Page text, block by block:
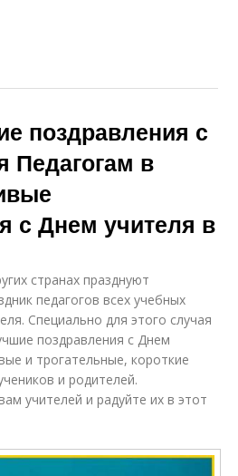
поздравления с
Педагогам в
с Днем учителя в
странах празднуют
педагогов всех учебных
Специально для этого случая
поздравления с Днем
и трогательные, короткие
и родителей.
учителей и радуйте их в этот